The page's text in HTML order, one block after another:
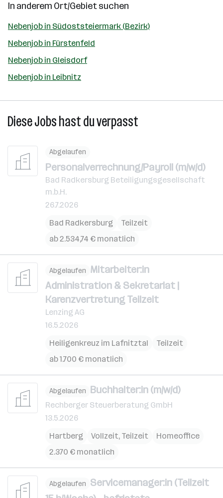
In anderem Ort/Gebiet suchen
Nebenjob in Südoststeiermark (Bezirk)
Nebenjob in Fürstenfeld
Nebenjob in Gleisdorf
Nebenjob in Leibnitz
Diese Jobs hast du verpasst
Abgelaufen
Personalverrechnung/Payroll (m/w/d)
Bad Radkersburg Beteiligungsgesellschaft
m.b.H.
26.7.2026
Bad Radkersburg
Teilzeit
ab 2.534,74 € monatlich
Abgelaufen Mitarbeiter:in
Administration & Sekretariat |
Karenzvertretung Teilzeit
Lenzing AG
16.5.2026
Heiligenkreuz im Lafnitztal
Teilzeit
ab 1.700 € monatlich
Abgelaufen Buchhalter:in (m/w/d)
Rechberger Steuerberatung GmbH
13.5.2026
Hartberg
Vollzeit, Teilzeit
Homeoffice
2.370 € monatlich
Abgelaufen Servicemanager:in (Teilzeit